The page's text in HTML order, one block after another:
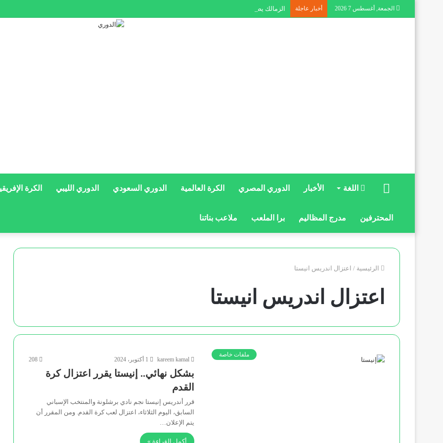
الجمعة, أغسطس 7 2026 أخبار عاجلة الزمالك يصعد ضد خوان ألفينا
الرئيسيةاللغة الأخبار الدوري المصري الكرة العالمية الدوري السعودي الدوري الليبي الكرة
المحترفين مدرج المظاليم برا الملعب ملاعب بناتنا
الرئيسية / اعتزال اندريس انيستا
اعتزال اندريس انيستا
ملفات خاصة
kareem kamal 1 أكتوبر، 2024 208
بشكل نهائي.. إنيستا يقرر اعتزال كرة
القدم
قرر أندريس إنيستا نجم نادي برشلونة والمنتخب الإسباني
السابق، اليوم الثلاثاء، اعتزال لعب كرة القدم. ومن المقرر أن
يتم الإعلان…
أكمل القراءة »